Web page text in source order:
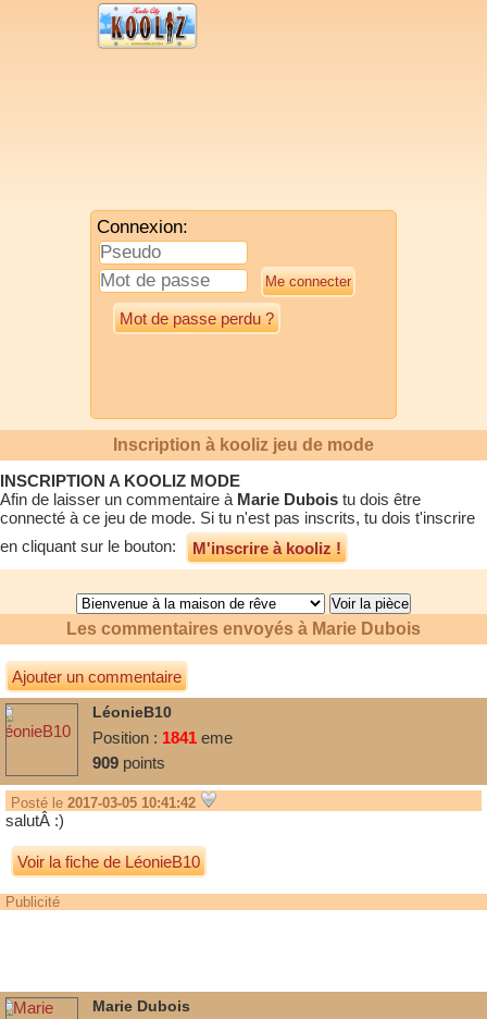
Connexion:
Mot de passe perdu ?
Inscription à kooliz jeu de mode
INSCRIPTION A KOOLIZ MODE
Afin de laisser un commentaire à Marie Dubois tu dois être
connecté à ce jeu de mode. Si tu n'est pas inscrits, tu dois t'inscrire
en cliquant sur le bouton:
M'inscrire à kooliz !
Les commentaires envoyés à Marie Dubois
Ajouter un commentaire
LéonieB10
Position : 1841 eme
909 points
Posté le 2017-03-05 10:41:42
salutÂ :)
Voir la fiche de LéonieB10
Publicité
Marie Dubois